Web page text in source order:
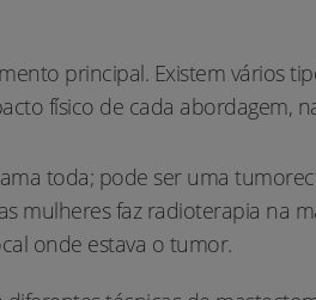
principal. Existem vários
físico de cada abordagem,
toda; pode ser uma
mulheres faz radioterapia na
onde estava o tumor.